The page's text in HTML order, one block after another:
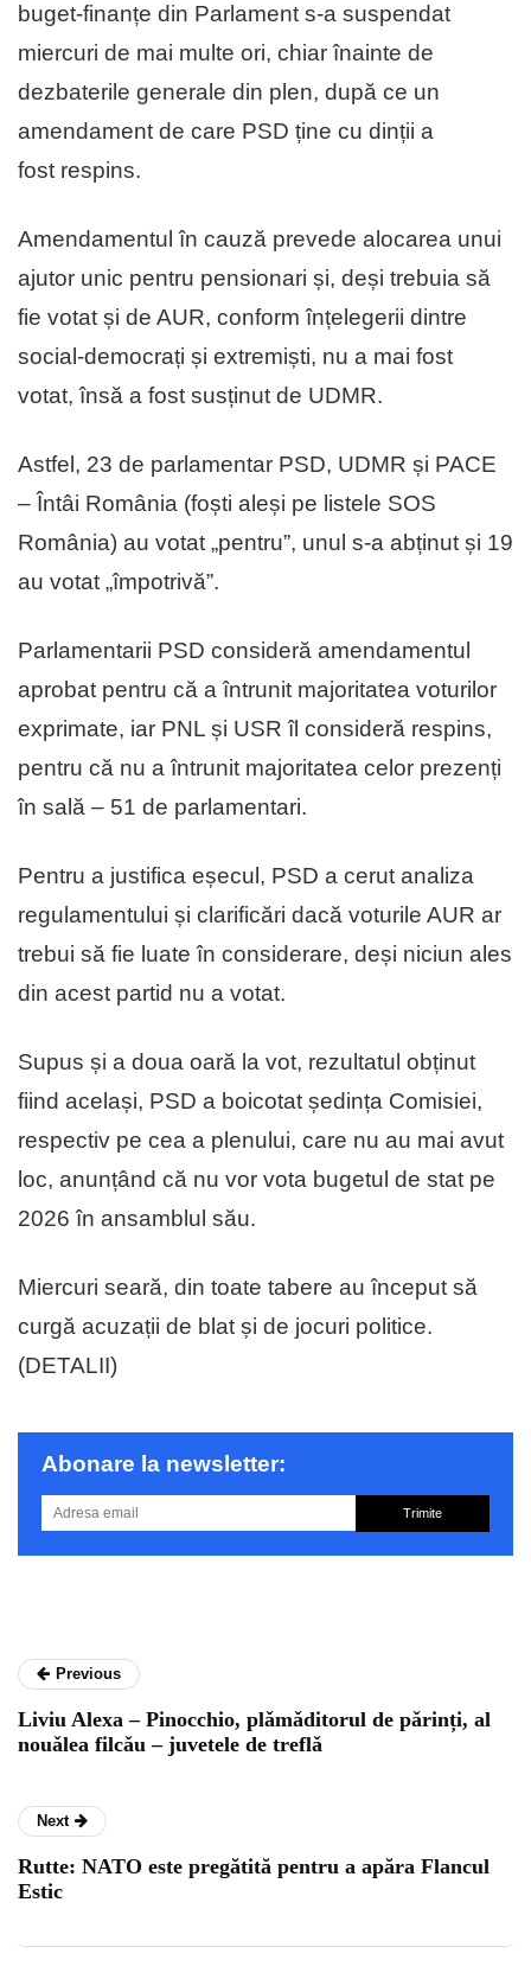
buget-finanțe din Parlament s-a suspendat
miercuri de mai multe ori, chiar înainte de
dezbaterile generale din plen, după ce un
amendament de care PSD ține cu dinții a
fost respins.
Amendamentul în cauză prevede alocarea unui
ajutor unic pentru pensionari și, deși trebuia să
fie votat și de AUR, conform înțelegerii dintre
social-democrați și extremiști, nu a mai fost
votat, însă a fost susținut de UDMR.
Astfel, 23 de parlamentar PSD, UDMR și PACE
– Întâi România (foști aleși pe listele SOS
România) au votat „pentru”, unul s-a abținut și 19
au votat „împotrivă”.
Parlamentarii PSD consideră amendamentul
aprobat pentru că a întrunit majoritatea voturilor
exprimate, iar PNL și USR îl consideră respins,
pentru că nu a întrunit majoritatea celor prezenți
în sală – 51 de parlamentari.
Pentru a justifica eșecul, PSD a cerut analiza
regulamentului și clarificări dacă voturile AUR ar
trebui să fie luate în considerare, deși niciun ales
din acest partid nu a votat.
Supus și a doua oară la vot, rezultatul obținut
fiind același, PSD a boicotat ședința Comisiei,
respectiv pe cea a plenului, care nu au mai avut
loc, anunțând că nu vor vota bugetul de stat pe
2026 în ansamblul său.
Miercuri seară, din toate tabere au început să
curgă acuzații de blat și de jocuri politice.
(DETALII)
Abonare la newsletter:
Trimite
Previous
Liviu Alexa – Pinocchio, plǎmǎditorul de pǎrinți, al
nouǎlea filcǎu – juvetele de treflǎ
Next
Rutte: NATO este pregătită pentru a apăra Flancul
Estic